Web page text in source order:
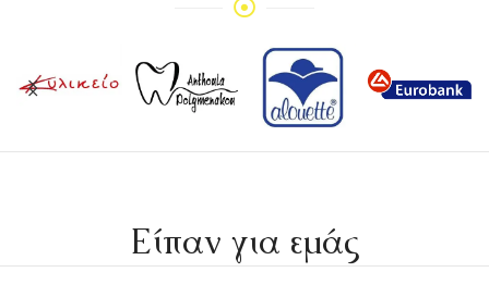
Είπαν για εμάς